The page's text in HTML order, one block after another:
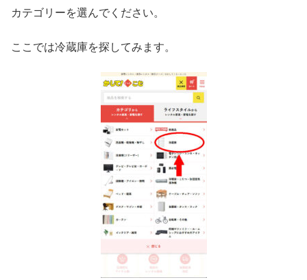
カテゴリーを選んでください。
ここでは冷蔵庫を探してみます。